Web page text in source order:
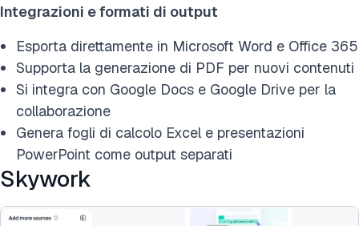
Integrazioni e formati di output
Esporta direttamente in Microsoft Word e Office 365
Supporta la generazione di PDF per nuovi contenuti
Si integra con Google Docs e Google Drive per la
collaborazione
Genera fogli di calcolo Excel e presentazioni
PowerPoint come output separati
Skywork